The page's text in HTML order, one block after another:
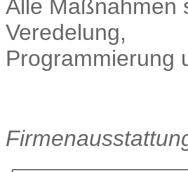
Alle Maßnahmen
Veredelung,
Programmierung